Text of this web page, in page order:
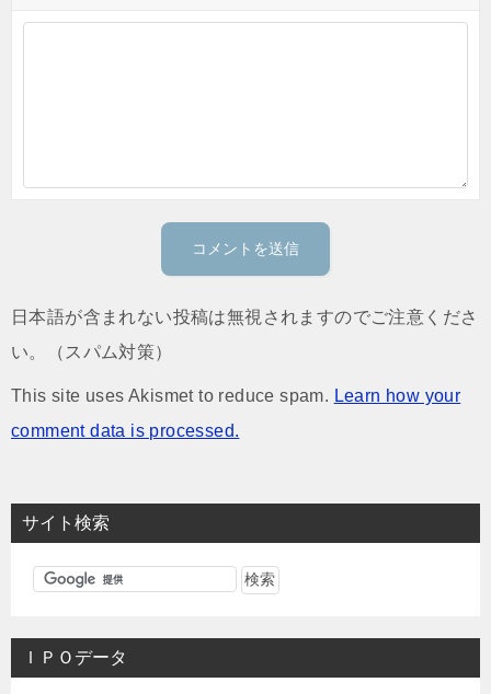
日本語が含まれない投稿は無視されますのでご注意くださ
い。（スパム対策）
This site uses Akismet to reduce spam. Learn how your
comment data is processed.
サイト検索
ＩＰＯデータ